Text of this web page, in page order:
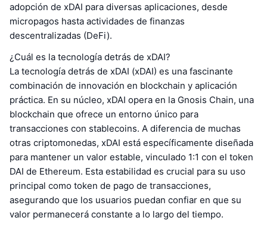
adopción de xDAI para diversas aplicaciones, desde
micropagos hasta actividades de finanzas
descentralizadas (DeFi).
¿Cuál es la tecnología detrás de xDAI?
La tecnología detrás de xDAI (xDAI) es una fascinante
combinación de innovación en blockchain y aplicación
práctica. En su núcleo, xDAI opera en la Gnosis Chain, una
blockchain que ofrece un entorno único para
transacciones con stablecoins. A diferencia de muchas
otras criptomonedas, xDAI está específicamente diseñada
para mantener un valor estable, vinculado 1:1 con el token
DAI de Ethereum. Esta estabilidad es crucial para su uso
principal como token de pago de transacciones,
asegurando que los usuarios puedan confiar en que su
valor permanecerá constante a lo largo del tiempo.